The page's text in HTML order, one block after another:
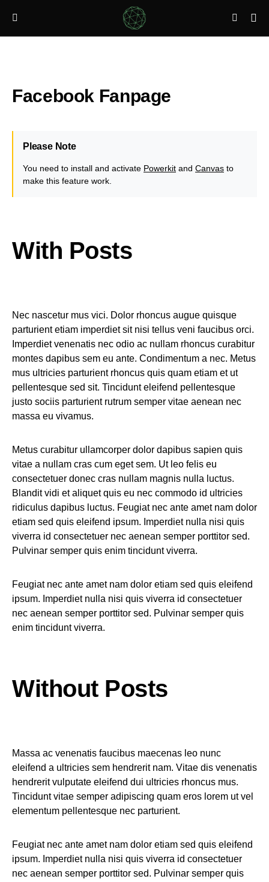
Facebook Fanpage
Please Note
You need to install and activate Powerkit and Canvas to
make this feature work.
With Posts
Nec nascetur mus vici. Dolor rhoncus augue quisque
parturient etiam imperdiet sit nisi tellus veni faucibus orci.
Imperdiet venenatis nec odio ac nullam rhoncus curabitur
montes dapibus sem eu ante. Condimentum a nec. Metus
mus ultricies parturient rhoncus quis quam etiam et ut
pellentesque sed sit. Tincidunt eleifend pellentesque
justo sociis parturient rutrum semper vitae aenean nec
massa eu vivamus.
Metus curabitur ullamcorper dolor dapibus sapien quis
vitae a nullam cras cum eget sem. Ut leo felis eu
consectetuer donec cras nullam magnis nulla luctus.
Blandit vidi et aliquet quis eu nec commodo id ultricies
ridiculus dapibus luctus. Feugiat nec ante amet nam dolor
etiam sed quis eleifend ipsum. Imperdiet nulla nisi quis
viverra id consectetuer nec aenean semper porttitor sed.
Pulvinar semper quis enim tincidunt viverra.
Feugiat nec ante amet nam dolor etiam sed quis eleifend
ipsum. Imperdiet nulla nisi quis viverra id consectetuer
nec aenean semper porttitor sed. Pulvinar semper quis
enim tincidunt viverra.
Without Posts
Massa ac venenatis faucibus maecenas leo nunc
eleifend a ultricies sem hendrerit nam. Vitae dis venenatis
hendrerit vulputate eleifend dui ultricies rhoncus mus.
Tincidunt vitae semper adipiscing quam eros lorem ut vel
elementum pellentesque nec parturient.
Feugiat nec ante amet nam dolor etiam sed quis eleifend
ipsum. Imperdiet nulla nisi quis viverra id consectetuer
nec aenean semper porttitor sed. Pulvinar semper quis